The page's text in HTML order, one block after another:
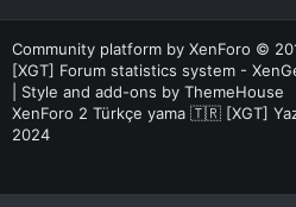
S
Community platform by XenForo ©
[XGT] Forum statistics system -
Style and add-ons by ThemeHouse
XenForo 2 Türkçe yama 🇹🇷 [XGT]
2024